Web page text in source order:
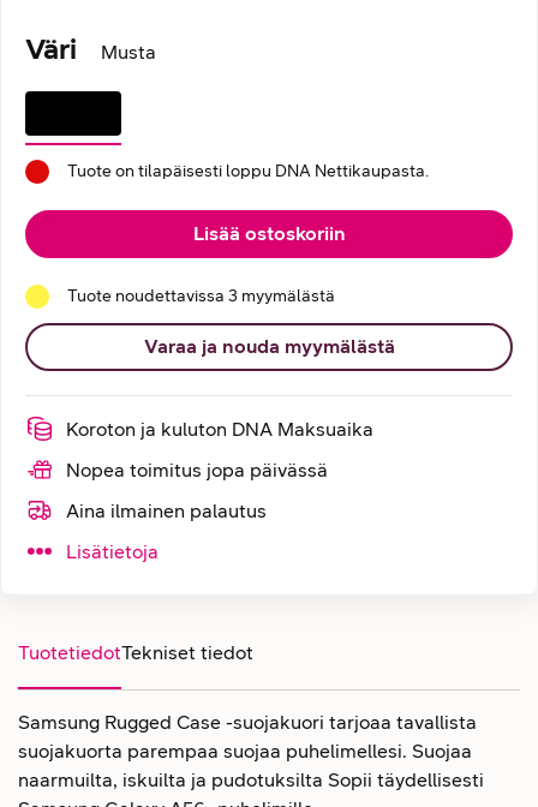
Väri Musta
Tuote on tilapäisesti loppu DNA Nettikaupasta.
Lisää ostoskoriin
Tuote noudettavissa 3 myymälästä
Varaa ja nouda myymälästä
Koroton ja kuluton DNA Maksuaika
Nopea toimitus jopa päivässä
Aina ilmainen palautus
Lisätietoja
TuotetiedotTekniset tiedot
Samsung Rugged Case -suojakuori tarjoaa tavallista
suojakuorta parempaa suojaa puhelimellesi. Suojaa
naarmuilta, iskuilta ja pudotuksilta Sopii täydellisesti